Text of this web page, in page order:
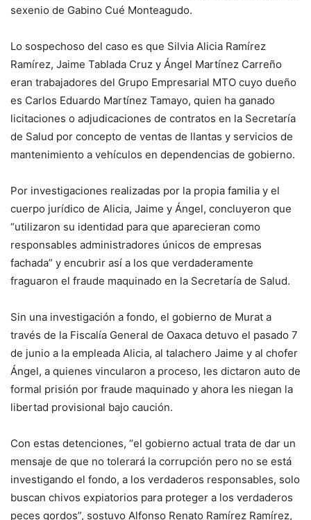
sexenio de Gabino Cué Monteagudo.
Lo sospechoso del caso es que Silvia Alicia Ramírez
Ramírez, Jaime Tablada Cruz y Ángel Martínez Carreño
eran trabajadores del Grupo Empresarial MTO cuyo dueño
es Carlos Eduardo Martínez Tamayo, quien ha ganado
licitaciones o adjudicaciones de contratos en la Secretaría
de Salud por concepto de ventas de llantas y servicios de
mantenimiento a vehículos en dependencias de gobierno.
Por investigaciones realizadas por la propia familia y el
cuerpo jurídico de Alicia, Jaime y Ángel, concluyeron que
“utilizaron su identidad para que aparecieran como
responsables administradores únicos de empresas
fachada” y encubrir así a los que verdaderamente
fraguaron el fraude maquinado en la Secretaría de Salud.
Sin una investigación a fondo, el gobierno de Murat a
través de la Fiscalía General de Oaxaca detuvo el pasado 7
de junio a la empleada Alicia, al talachero Jaime y al chofer
Ángel, a quienes vincularon a proceso, les dictaron auto de
formal prisión por fraude maquinado y ahora les niegan la
libertad provisional bajo caución.
Con estas detenciones, “el gobierno actual trata de dar un
mensaje de que no tolerará la corrupción pero no se está
investigando el fondo, a los verdaderos responsables, solo
buscan chivos expiatorios para proteger a los verdaderos
peces gordos”, sostuvo Alfonso Renato Ramírez Ramírez,